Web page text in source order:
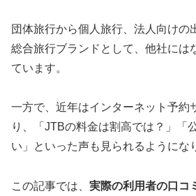
団体旅行から個人旅行、法人向けの
総合旅行ブランドとして、他社には
ています。
一方で、近年はインターネット予約
り、「JTBの料金は割高では？」「
い」といった声も見られるようにな
この記事では、 実際の利用者の口コ